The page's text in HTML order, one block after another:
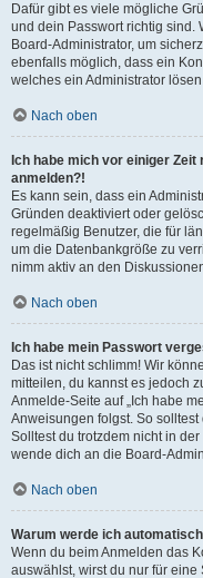
Dafür gibt es viele mögliche
und dein Passwort richtig sind.
Board-Administrator, um
ebenfalls möglich, dass ein
welches ein Administrator
Nach oben
Ich habe mich vor einiger
anmelden?!
Es kann sein, dass ein
Gründen deaktiviert oder
regelmäßig Benutzer, die für
um die Datenbankgröße zu
nimm aktiv an den
Nach oben
Ich habe mein Passwort
Das ist nicht schlimm! Wir
mitteilen, du kannst es jedoch
Anmelde-Seite auf „Ich habe
Anweisungen folgst. So
Solltest du trotzdem nicht in
wende dich an die Board-
Nach oben
Warum werde ich
Wenn du beim Anmelden das
auswählst, wirst du nur für